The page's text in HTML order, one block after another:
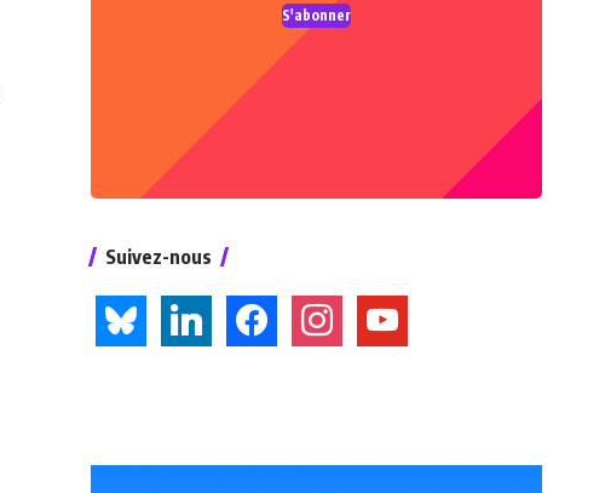
S'abonner
Suivez-nous
bluesky linkedin facebookinstagramyoutube